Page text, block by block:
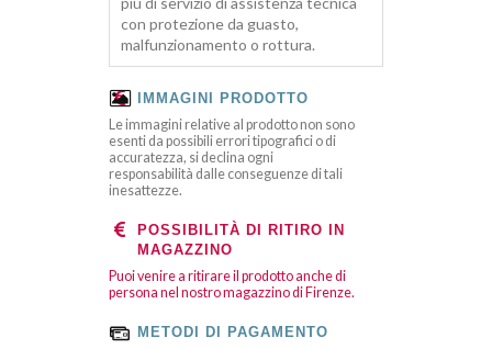
con protezione da guasto,
malfunzionamento o rottura.
IMMAGINI PRODOTTO
Le immagini relative al prodotto non sono
esenti da possibili errori tipografici o di
accuratezza, si declina ogni
responsabilità dalle conseguenze di tali
inesattezze.
POSSIBILITÀ DI RITIRO IN
MAGAZZINO
Puoi venire a ritirare il prodotto anche di
persona nel nostro magazzino di Firenze.
METODI DI PAGAMENTO